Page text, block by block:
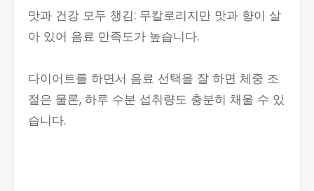
맛과 건강 모두 챙김: 무칼로리지만 맛과 향이 살
아 있어 음료 만족도가 높습니다.
다이어트를 하면서 음료 선택을 잘 하면 체중 조
절은 물론, 하루 수분 섭취량도 충분히 채울 수 있
습니다.